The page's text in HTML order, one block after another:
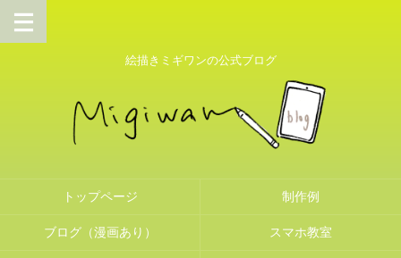
絵描きミギワンの公式ブログ
トップページ 制作例
ブログ（漫画あり） スマホ教室